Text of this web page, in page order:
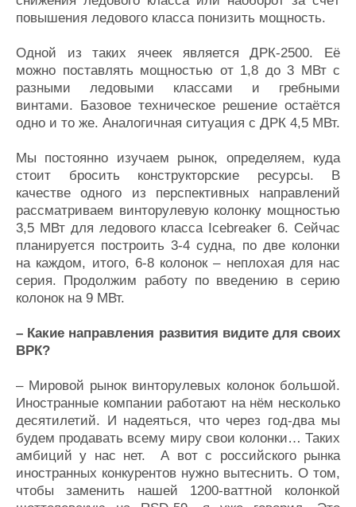
повышения ледового класса понизить мощность.
Одной из таких ячеек является ДРК-2500. Её
можно поставлять мощностью от 1,8 до 3 МВт с
разными ледовыми классами и гребными
винтами. Базовое техническое решение остаётся
одно и то же. Аналогичная ситуация с ДРК 4,5 МВт.
Мы постоянно изучаем рынок, определяем, куда
стоит бросить конструкторские ресурсы. В
качестве одного из перспективных направлений
рассматриваем винторулевую колонку мощностью
3,5 МВт для ледового класса Icebreaker 6. Сейчас
планируется построить 3-4 судна, по две колонки
на каждом, итого, 6-8 колонок – неплохая для нас
серия. Продолжим работу по введению в серию
колонок на 9 МВт.
– Какие направления развития видите для своих
ВРК?
– Мировой рынок винторулевых колонок большой.
Иностранные компании работают на нём несколько
десятилетий. И надеяться, что через год-два мы
будем продавать всему миру свои колонки… Таких
амбиций у нас нет. А вот с российского рынка
иностранных конкурентов нужно вытеснить. О том,
чтобы заменить нашей 1200-ваттной колонкой